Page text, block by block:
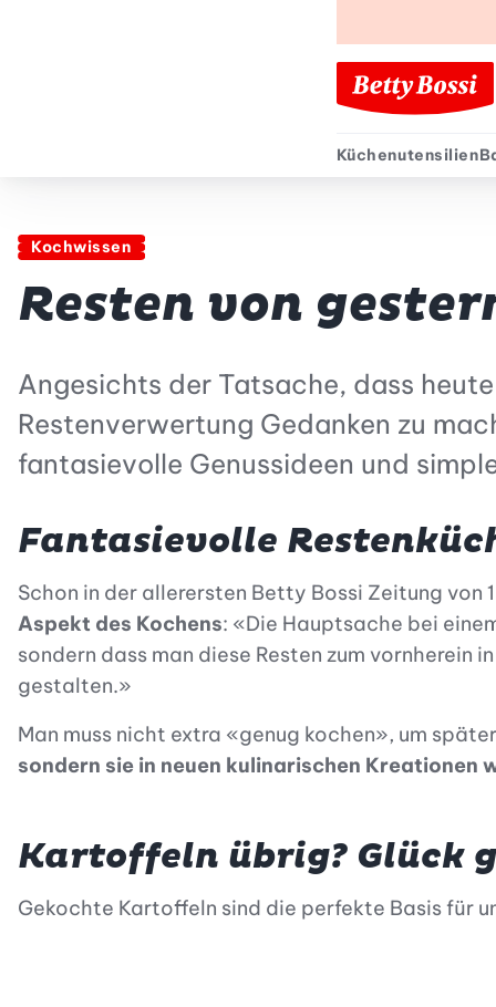
Küchenutensilien
Kochwissen
Resten von
Angesichts der Tatsache, dass
Restenverwertung Gedanken zu
fantasievolle Genussideen und
Fantasievolle
Schon in der allerersten Betty Bossi Zeitung
Aspekt des Kochens: «Die Hauptsache bei
sondern dass man diese Resten zum vornherein
gestalten.»
Man muss nicht extra «genug kochen», um
sondern sie in neuen kulinarischen Kreationen
Kartoffeln übrig? Glück
Gekochte Kartoffeln sind die perfekte Basis für